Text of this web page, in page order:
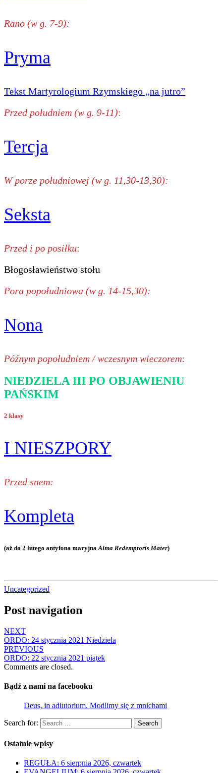
Rano (w g. 7-9):
Pryma
Tekst Martyrologium Rzymskiego „na jutro”
Przed południem (w g. 9-11):
Tercja
W porze południowej (w g. 11,30-13,30):
Seksta
Przed i po posiłku:
Błogosławieństwo stołu
Pora popołudniowa (w g. 14-15,30):
Nona
Późnym popołudniem / wczesnym wieczorem:
NIEDZIELA III PO OBJAWIENIU
PAŃSKIM
2 klasy
I NIESZPORY
Przed snem:
Kompleta
(aż do 2 lutego antyfona maryjna Alma Redemptoris Mater)
Uncategorized
Post navigation
NEXT
ORDO: 24 stycznia 2021 Niedziela
PREVIOUS
ORDO: 22 stycznia 2021 piątek
Comments are closed.
Bądź z nami na facebooku
Deus, in adiutorium. Modlimy się z mnichami
Search for: Search
Ostatnie wpisy
REGUŁA: 6 sierpnia 2026, czwartek